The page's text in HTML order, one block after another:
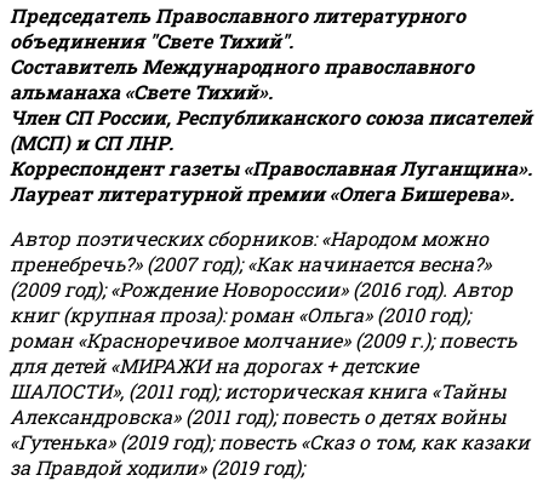
Председатель Православного литературного
объединения "Свете Тихий".
Составитель Международного православного
альманаха «Свете Тихий».
Член СП России, Республиканского союза писателей
(МСП) и СП ЛНР.
Корреспондент газеты «Православная Луганщина».
Лауреат литературной премии «Олега Бишерева».
Автор поэтических сборников: «Народом можно
пренебречь?» (2007 год); «Как начинается весна?»
(2009 год); «Рождение Новороссии» (2016 год). Автор
книг (крупная проза): роман «Ольга» (2010 год);
роман «Красноречивое молчание» (2009 г.); повесть
для детей «МИРАЖИ на дорогах + детские
ШАЛОСТИ», (2011 год); историческая книга «Тайны
Александровска» (2011 год); повесть о детях войны
«Гутенька» (2019 год); повесть «Сказ о том, как казаки
за Правдой ходили» (2019 год);